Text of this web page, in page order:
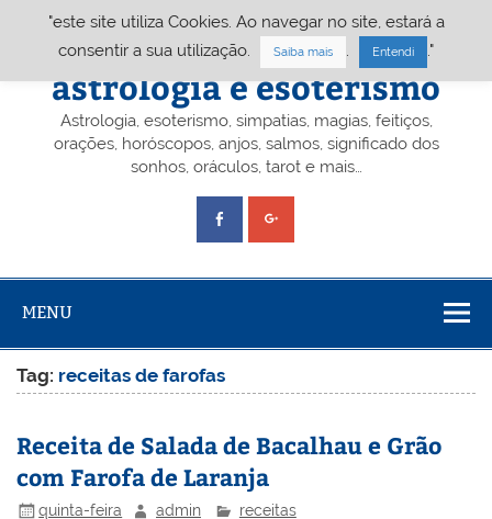
Portal A&E – Portal
astrologia e esoterismo
Astrologia, esoterismo, simpatias, magias, feitiços,
orações, horóscopos, anjos, salmos, significado dos
sonhos, oráculos, tarot e mais…
MENU
Tag: receitas de farofas
Receita de Salada de Bacalhau e Grão
com Farofa de Laranja
quinta-feira admin receitas
"este site utiliza Cookies. Ao navegar no site, estará a
consentir a sua utilização.
Saiba mais Entendi ."